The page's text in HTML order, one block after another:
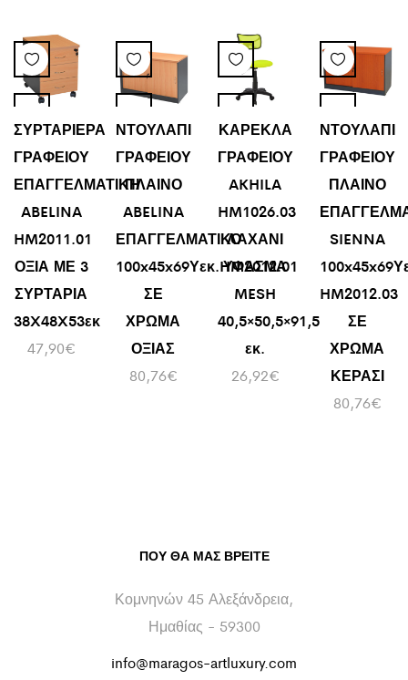
ΣΥΡΤΑΡΙΕΡΑ
ΓΡΑΦΕΙΟΥ
ΕΠΑΓΓΕΛΜΑΤΙΚΗ
ABELINA
HM2011.01
ΟΞΙΑ ΜΕ 3
ΣΥΡΤΑΡΙΑ
38X48X53εκ
47,90€
ΝΤΟΥΛΑΠΙ
ΓΡΑΦΕΙΟΥ
ΠΛΑΙΝΟ
ABELINA
ΕΠΑΓΓΕΛΜΑΤΙΚΟ
100x45x69Υεκ.HM2012.01
ΣΕ
ΧΡΩΜΑ
ΟΞΙΑΣ
80,76€
ΚΑΡΕΚΛΑ
ΓΡΑΦΕΙΟΥ
AKHILA
HM1026.03
ΛΑΧΑΝΙ
ΥΦΑΣΜΑ
MESH
40,5×50,5×91,5
εκ.
26,92€
ΝΤΟΥΛΑΠΙ
ΓΡΑΦΕΙΟΥ
ΠΛΑΙΝΟ
SIENNA
HM2012.03
ΣΕ
ΧΡΩΜΑ
ΚΕΡΑΣΙ
80,76€
ΠΟΥ ΘΑ ΜΑΣ ΒΡΕΊΤΕ
Κομνηνών 45 Αλεξάνδρεια,
Ημαθίας - 59300
info@maragos-artluxury.com